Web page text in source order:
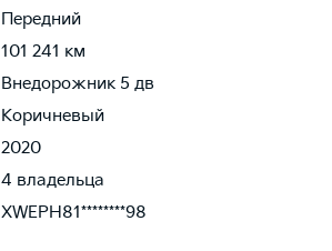
Передний
101 241 км
Внедорожник 5 дв
Коричневый
2020
4 владельца
XWEPH81********98